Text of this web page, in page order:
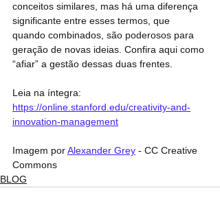
conceitos similares, mas há uma diferença
significante entre esses termos, que
quando combinados, são poderosos para
geração de novas ideias. Confira aqui como
“afiar” a gestão dessas duas frentes.
Leia na íntegra:
https://online.stanford.edu/creativity-and-
innovation-management
Imagem por Alexander Grey - CC Creative
Commons
BLOG